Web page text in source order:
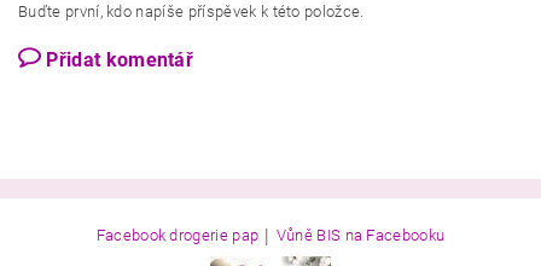
Buďte první, kdo napíše příspěvek k této položce.
Přidat komentář
Facebook drogerie pap | Vůně BIS na Facebooku